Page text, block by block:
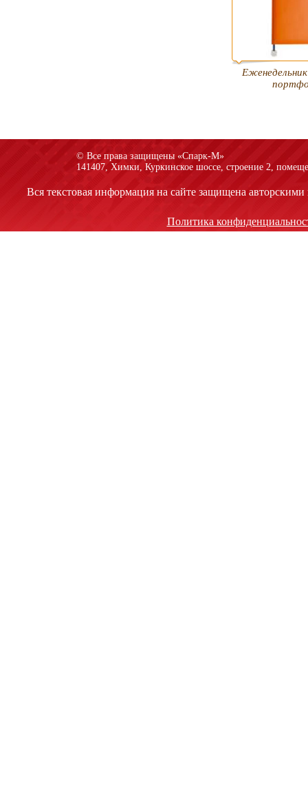
© Все права защищены «Спарк-M»
141407, Химки, Куркинское шоссе, строение 2,
Вся текстовая информация на сайте защищена
Политика